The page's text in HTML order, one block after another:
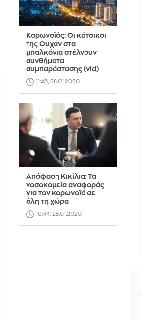
Κορωνοϊός: Οι κάτοικοι
της Ουχάν στα
μπαλκόνια στέλνουν
συνθήματα
συμπαράστασης (vid)
11:45, 28.01.2020
Απόφαση Κικίλια: Τα
νοσοκομεία αναφοράς
για τον κορωνοϊό σε
όλη τη χώρα
10:44, 28.01.2020